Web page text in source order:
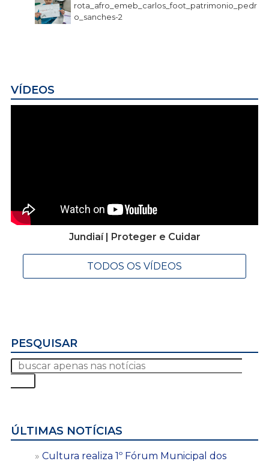
rota_afro_emeb_carlos_foot_patrimonio_pedr
o_sanches-2
VÍDEOS
Jundiaí | Proteger e Cuidar
TODOS OS VÍDEOS
PESQUISAR
ÚLTIMAS NOTÍCIAS
Cultura realiza 1º Fórum Municipal dos